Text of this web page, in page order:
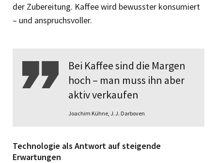
der Zubereitung. Kaffee wird bewusster konsumiert
– und anspruchsvoller.
Bei Kaffee sind die Margen
hoch – man muss ihn aber
aktiv verkaufen
Joachim Kühne, J. J. Darboven
Technologie als Antwort auf steigende
Erwartungen